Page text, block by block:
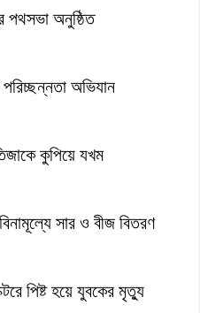
পথসভা অনুষ্ঠিত
অভিযান
কুপিয়ে যখম
সার ও বীজ বিতরণ
পিষ্ট হয়ে যুবকের মৃত্যু